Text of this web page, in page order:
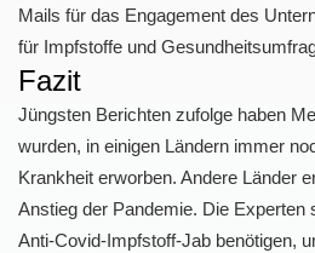
Mails für das Engagement des
für Impfstoffe und
Fazit
Jüngsten Berichten zufolge haben
wurden, in einigen Ländern immer
Krankheit erworben. Andere Länder
Anstieg der Pandemie. Die Experten
Anti-Covid-Impfstoff-Jab benötigen,